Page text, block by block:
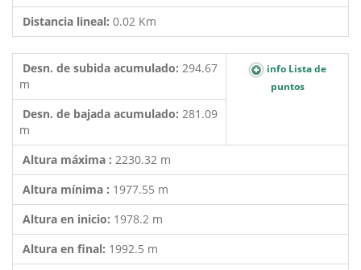
Distancia lineal: 0.02 Km
Desn. de subida acumulado: 294.67
m
info Lista de
puntos
Desn. de bajada acumulado: 281.09
m
Altura máxima : 2230.32 m
Altura mínima : 1977.55 m
Altura en inicio: 1978.2 m
Altura en final: 1992.5 m